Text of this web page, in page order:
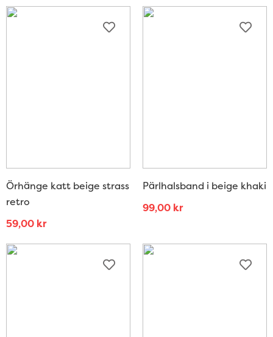
Örhänge katt beige strass
retro
59,00 kr
Pärlhalsband i beige khaki
99,00 kr